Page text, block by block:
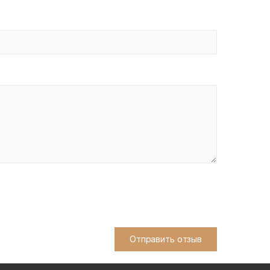
Отправить отзыв